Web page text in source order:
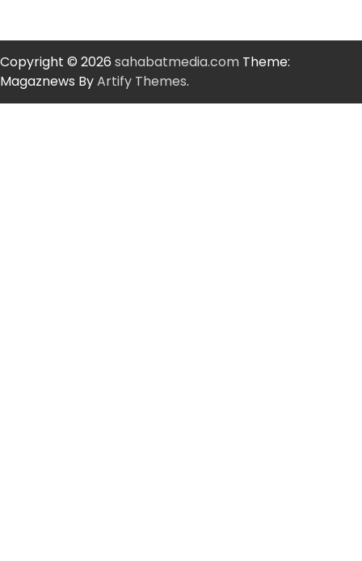
Copyright © 2026 sahabatmedia.com Theme:
Magaznews ByArtify Themes.